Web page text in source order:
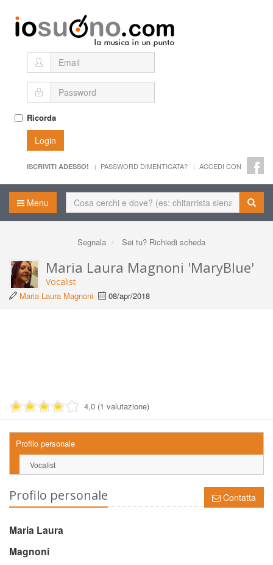
Ricorda
Login
ISCRIVITI ADESSO! PASSWORD DIMENTICATA? ACCEDI CON
Menu
Segnala Sei tu? Richiedi scheda
Maria Laura Magnoni 'MaryBlue'
Vocalist
Maria Laura Magnoni
08/apr/2018
4,0 (1 valutazione)
Profilo personale
Vocalist
Contatta
Profilo personale
Maria Laura
Magnoni